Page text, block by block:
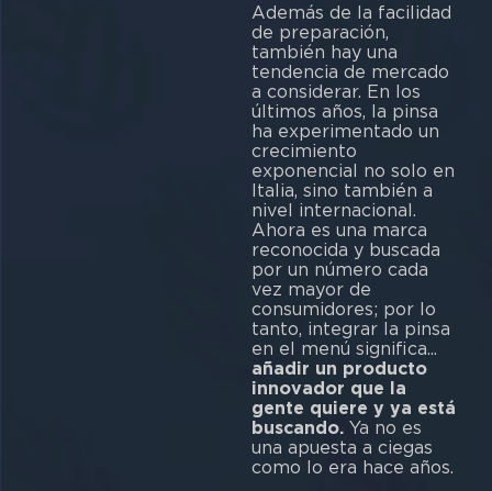
Además de la facilidad
de preparación,
también hay una
tendencia de mercado
a considerar. En los
últimos años, la pinsa
ha experimentado un
crecimiento
exponencial no solo en
Italia, sino también a
nivel internacional.
Ahora es una marca
reconocida y buscada
por un número cada
vez mayor de
consumidores; por lo
tanto, integrar la pinsa
en el menú significa...
añadir un producto
innovador que la
gente quiere y ya está
buscando. Ya no es
una apuesta a ciegas
como lo era hace años.